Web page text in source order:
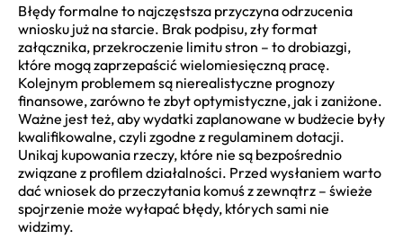
Błędy formalne to najczęstsza przyczyna odrzucenia
wniosku już na starcie. Brak podpisu, zły format
załącznika, przekroczenie limitu stron – to drobiazgi,
które mogą zaprzepaścić wielomiesięczną pracę.
Kolejnym problemem są nierealistyczne prognozy
finansowe, zarówno te zbyt optymistyczne, jak i zaniżone.
Ważne jest też, aby wydatki zaplanowane w budżecie były
kwalifikowalne, czyli zgodne z regulaminem dotacji.
Unikaj kupowania rzeczy, które nie są bezpośrednio
związane z profilem działalności. Przed wysłaniem warto
dać wniosek do przeczytania komuś z zewnątrz – świeże
spojrzenie może wyłapać błędy, których sami nie
widzimy.